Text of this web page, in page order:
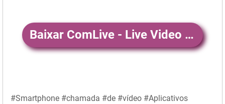
Baixar ComLive - Live Video Chat
#Smartphone #chamada #de #vídeo #Aplicativos